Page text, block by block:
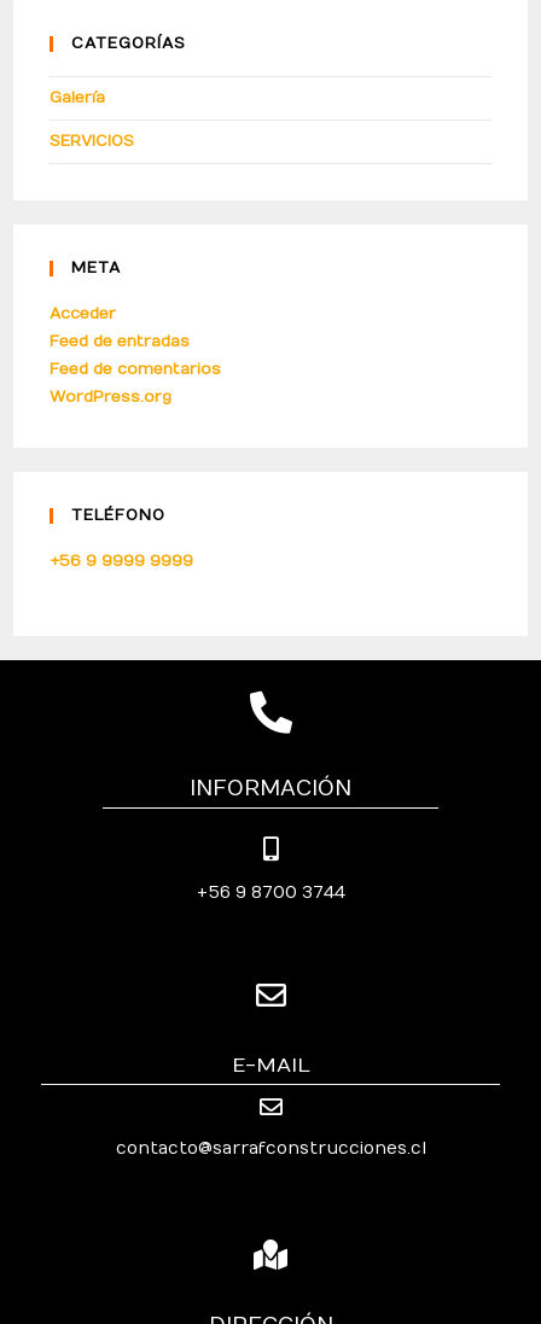
CATEGORÍAS
Galería
SERVICIOS
META
Acceder
Feed de entradas
Feed de comentarios
WordPress.org
TELÉFONO
+56 9 9999 9999
INFORMACIÓN
+56 9 8700 3744
E-MAIL
contacto@sarrafconstrucciones.cl